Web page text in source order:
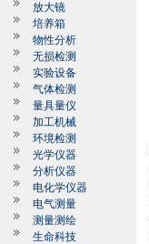
放大镜
培养箱
物性分析
无损检测
实验设备
气体检测
量具量仪
加工机械
环境检测
光学仪器
分析仪器
电化学仪器
电气测量
测量测绘
生命科技